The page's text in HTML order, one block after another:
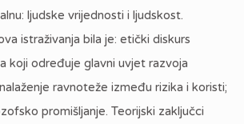
ljudske vrijednosti i ljudskost.
istraživanja bila je: etički diskurs
koji određuje glavni uvjet razvoja
ravnoteže između rizika i koristi;
promišljanje. Teorijski zaključci